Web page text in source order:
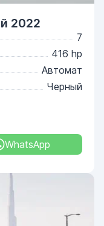
2022
7
416 hp
Автомат
Черный
WhatsApp